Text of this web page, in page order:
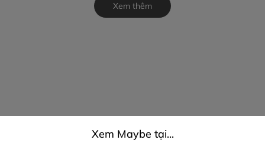
Xem thêm
Xem Maybe tại...